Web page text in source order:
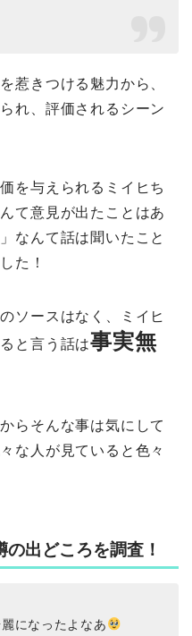
惹きつける魅力から、
れ、評価されるシーン
を与えられるミイヒち
て意見が出たことはあ
なんて話は聞いたこと
た！
ソースはなく、ミイヒ
と言う話は事実無
らそんな事は気にして
な人が見ていると色々
出どころを調査！
になったよなあ